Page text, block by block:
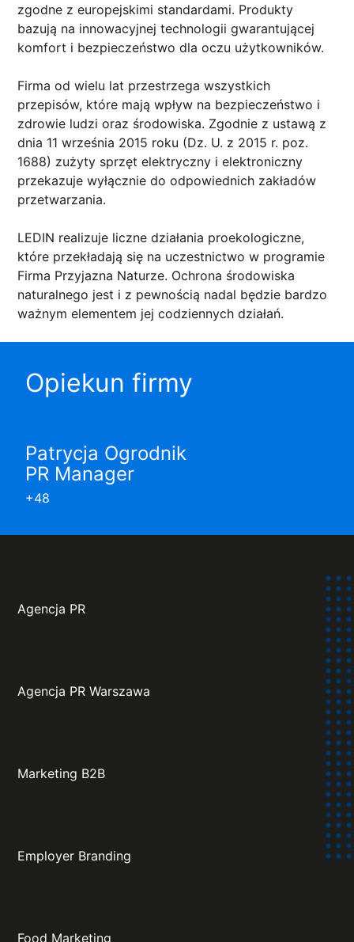
zgodne z europejskimi standardami. Produkty
bazują na innowacyjnej technologii gwarantującej
komfort i bezpieczeństwo dla oczu użytkowników.
Firma od wielu lat przestrzega wszystkich
przepisów, które mają wpływ na bezpieczeństwo i
zdrowie ludzi oraz środowiska. Zgodnie z ustawą z
dnia 11 września 2015 roku (Dz. U. z 2015 r. poz.
1688) zużyty sprzęt elektryczny i elektroniczny
przekazuje wyłącznie do odpowiednich zakładów
przetwarzania.
LEDIN realizuje liczne działania proekologiczne,
które przekładają się na uczestnictwo w programie
Firma Przyjazna Naturze. Ochrona środowiska
naturalnego jest i z pewnością nadal będzie bardzo
ważnym elementem jej codziennych działań.
Opiekun firmy
Patrycja Ogrodnik
PR Manager
+48
Agencja PR
Agencja PR Warszawa
Marketing B2B
Employer Branding
Food Marketing